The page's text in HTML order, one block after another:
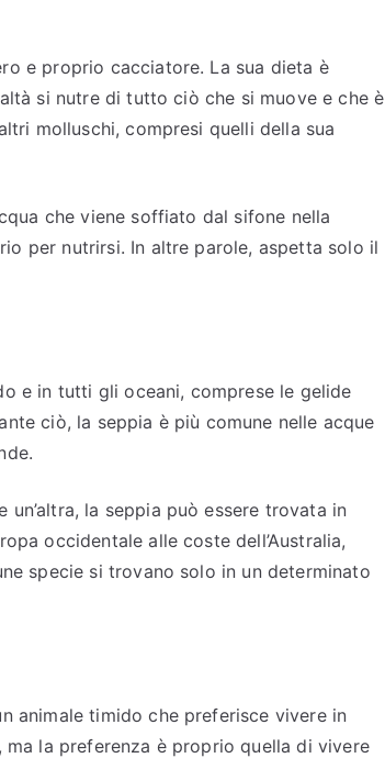
e proprio cacciatore. La sua dieta è
si nutre di tutto ciò che si muove e che è
molluschi, compresi quelli della sua
che viene soffiato dal sifone nella
per nutrirsi. In altre parole, aspetta solo il
e in tutti gli oceani, comprese le gelide
ciò, la seppia è più comune nelle acque
la seppia può essere trovata in
occidentale alle coste dell’Australia,
specie si trovano solo in un determinato
animale timido che preferisce vivere in
la preferenza è proprio quella di vivere